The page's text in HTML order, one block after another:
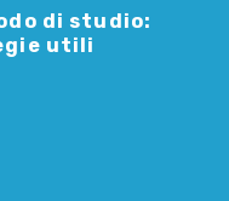
di studio:
utili